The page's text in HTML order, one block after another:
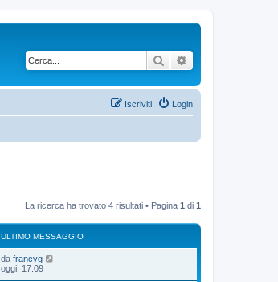
Cerca
Login
Iscriviti
La ricerca ha trovato 4 risultati • Pagina 1 di 1
ULTIMO MESSAGGIO
da francyg
oggi, 17:09